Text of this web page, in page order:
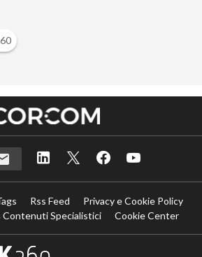
Rss Feed
Privacy e Cookie Policy
Specialistici
Cookie Center